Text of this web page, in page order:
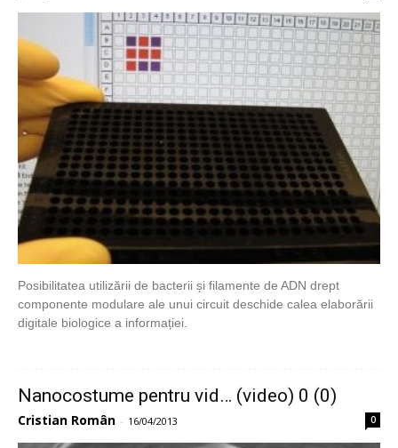
Posibilitatea utilizării de bacterii și filamente de ADN drept
componente modulare ale unui circuit deschide calea elaborării
digitale biologice a informației.
Nanocostume pentru vid… (video) 0 (0)
Cristian Român - 16/04/2013 0